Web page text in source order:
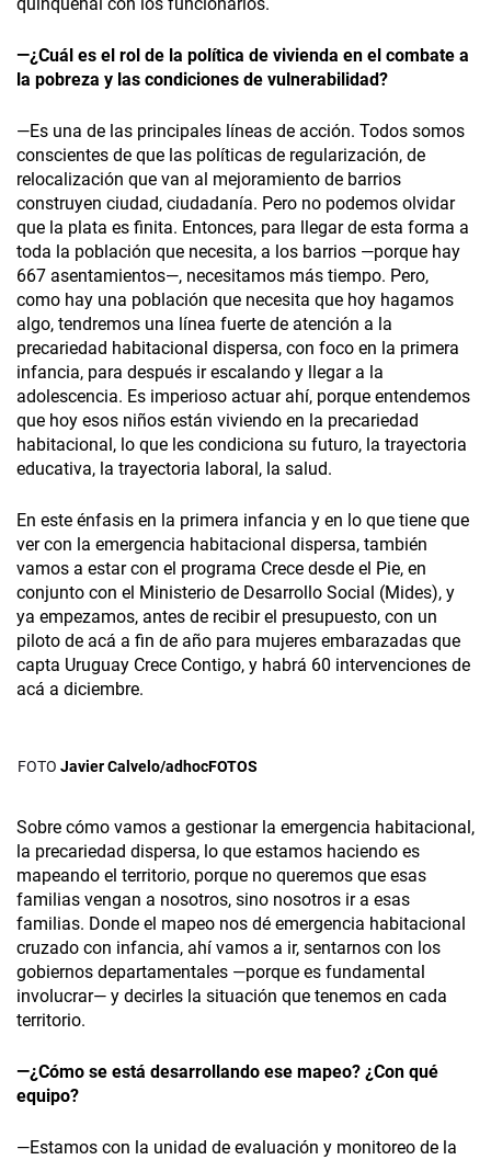
—¿Cuál es el rol de la política de vivienda en el combate a
la pobreza y las condiciones de vulnerabilidad?
—Es una de las principales líneas de acción. Todos somos
conscientes de que las políticas de regularización, de
relocalización que van al mejoramiento de barrios
construyen ciudad, ciudadanía. Pero no podemos olvidar
que la plata es finita. Entonces, para llegar de esta forma a
toda la población que necesita, a los barrios —porque hay
667 asentamientos—, necesitamos más tiempo. Pero,
como hay una población que necesita que hoy hagamos
algo, tendremos una línea fuerte de atención a la
precariedad habitacional dispersa, con foco en la primera
infancia, para después ir escalando y llegar a la
adolescencia. Es imperioso actuar ahí, porque entendemos
que hoy esos niños están viviendo en la precariedad
habitacional, lo que les condiciona su futuro, la trayectoria
educativa, la trayectoria laboral, la salud.
En este énfasis en la primera infancia y en lo que tiene que
ver con la emergencia habitacional dispersa, también
vamos a estar con el programa Crece desde el Pie, en
conjunto con el Ministerio de Desarrollo Social (Mides), y
ya empezamos, antes de recibir el presupuesto, con un
piloto de acá a fin de año para mujeres embarazadas que
capta Uruguay Crece Contigo, y habrá 60 intervenciones de
acá a diciembre.
Javier Calvelo/adhocFOTOS
Sobre cómo vamos a gestionar la emergencia habitacional,
la precariedad dispersa, lo que estamos haciendo es
mapeando el territorio, porque no queremos que esas
familias vengan a nosotros, sino nosotros ir a esas
familias. Donde el mapeo nos dé emergencia habitacional
cruzado con infancia, ahí vamos a ir, sentarnos con los
gobiernos departamentales —porque es fundamental
involucrar— y decirles la situación que tenemos en cada
territorio.
—¿Cómo se está desarrollando ese mapeo? ¿Con qué
equipo?
—Estamos con la unidad de evaluación y monitoreo de la